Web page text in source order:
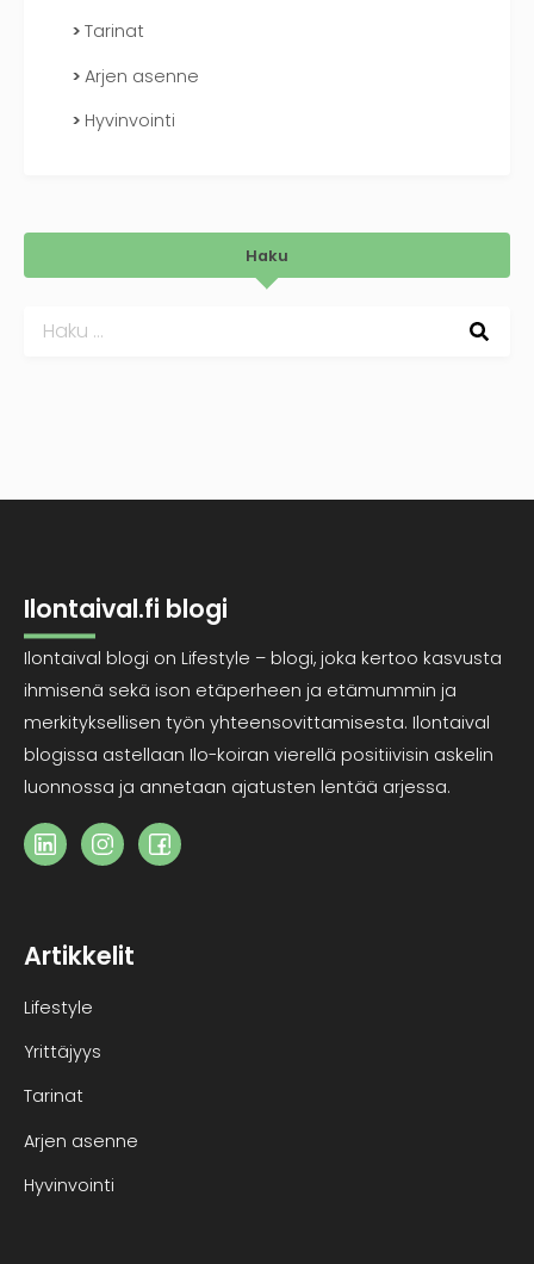
Tarinat
Arjen asenne
Hyvinvointi
Haku
Ilontaival.fi blogi
Ilontaival blogi on Lifestyle – blogi, joka kertoo kasvusta
ihmisenä sekä ison etäperheen ja etämummin ja
merkityksellisen työn yhteensovittamisesta. Ilontaival
blogissa astellaan Ilo-koiran vierellä positiivisin askelin
luonnossa ja annetaan ajatusten lentää arjessa.
Artikkelit
Lifestyle
Yrittäjyys
Tarinat
Arjen asenne
Hyvinvointi